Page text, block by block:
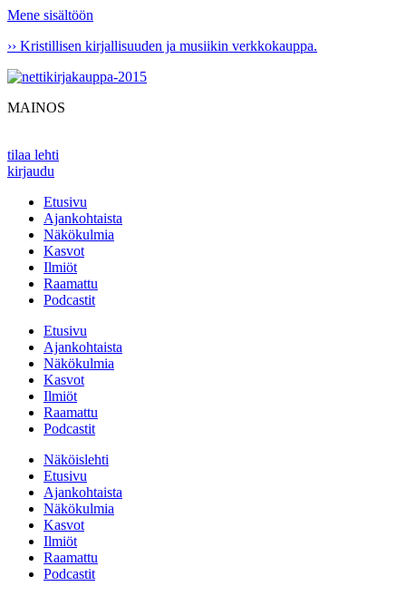
Mene sisältöön
›› Kristillisen kirjallisuuden ja musiikin verkkokauppa.
MAINOS
tilaa lehti
kirjaudu
Etusivu
Ajankohtaista
Näkökulmia
Kasvot
Ilmiöt
Raamattu
Podcastit
Etusivu
Ajankohtaista
Näkökulmia
Kasvot
Ilmiöt
Raamattu
Podcastit
Näköislehti
Etusivu
Ajankohtaista
Näkökulmia
Kasvot
Ilmiöt
Raamattu
Podcastit